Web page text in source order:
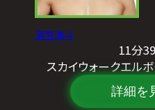
清宮海斗
11分
スカイウォークエル
詳細を